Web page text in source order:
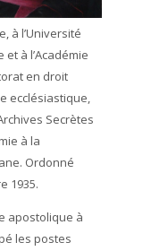
à l’Université
à l’Académie
en droit
ecclésiastique,
Secrètes
à la
Ordonné
1935.
apostolique à
les postes